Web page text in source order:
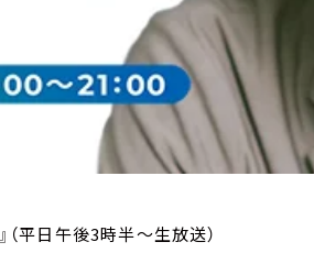
平日午後3時半～生放送）